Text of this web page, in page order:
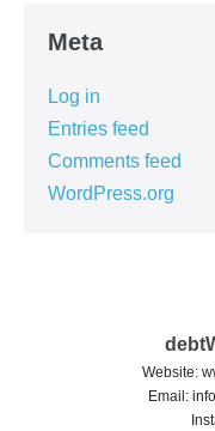
Meta
Log in
Entries feed
Comments feed
WordPress.org
Website:
Email: